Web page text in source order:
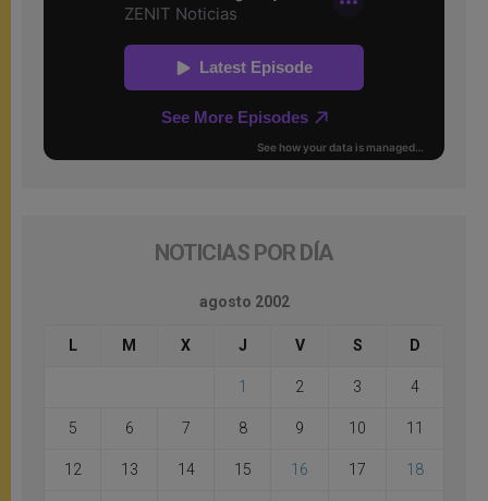
NOTICIAS POR DÍA
agosto 2002
L M X J V S D
1 2 3 4
5 6 7 8 9 10 11
12 13 14 15 16 17 18